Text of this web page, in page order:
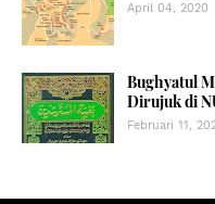
April 04, 2020
Bughyatul
Dirujuk di
Februari 11,